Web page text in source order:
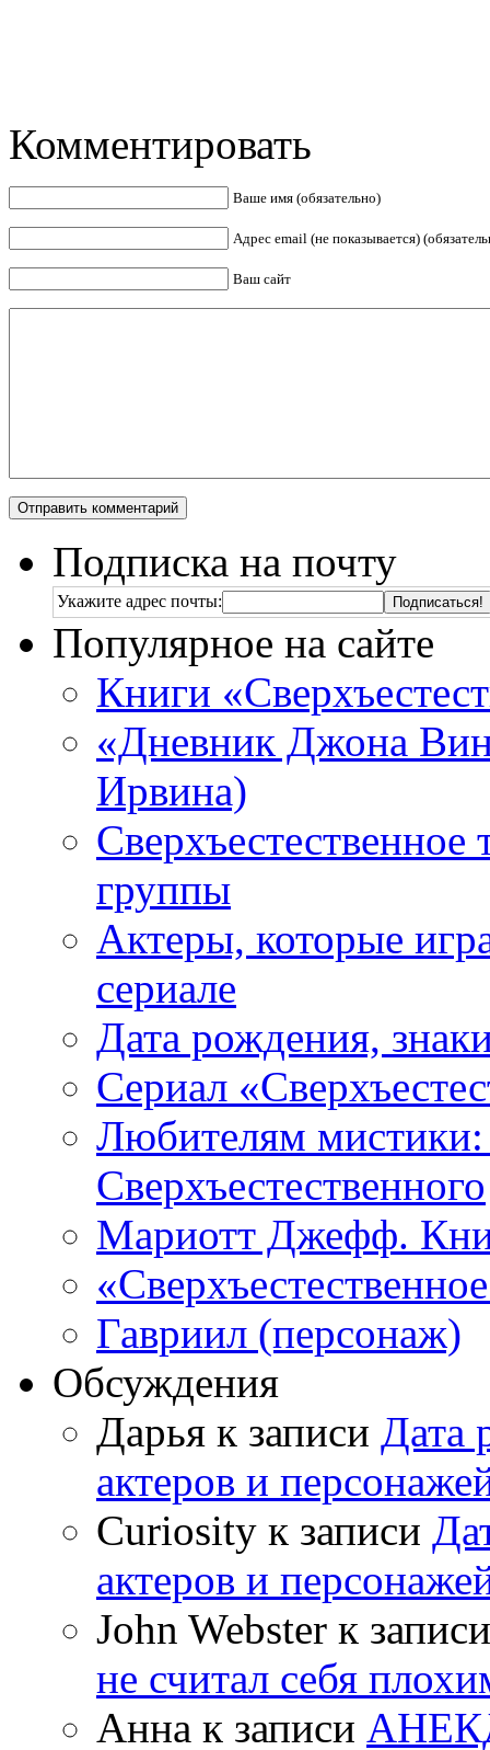
Комментировать
Ваше имя (обязательно)
Адрес email (не показывается)
Ваш сайт
Подписка на почту
Укажите адрес почты:
Популярное на сайте
Книги
«Дневник Джона
Ирвина)
Сверхъестественное
группы
Актеры, которые
сериале
Дата рождения,
Сериал
Любителям
Сверхъестественного
Мариотт Джефф.
Гавриил (персонаж)
Обсуждения
Дарья к записи Дата
актеров и
Curiosity к записи
актеров и
John Webster к
не считал себя
Анна к записи